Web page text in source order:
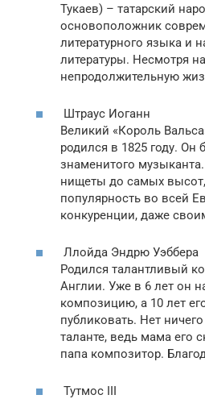
Тукаев) – татарский
основоположник
литературного языка и
литературы. Несмотря
непродолжительную
Штраус Иоганн
Великий «Король
родился в 1825 году.
знаменитого
нищеты до самых
популярность во всей
конкуренции, даже
Ллойда Эндрю Уэббера
Родился талантливый
Англии. Уже в 6 лет он
композицию, а 10 лет
публиковать. Нет
таланте, ведь мама его
папа композитор.
Тутмос III